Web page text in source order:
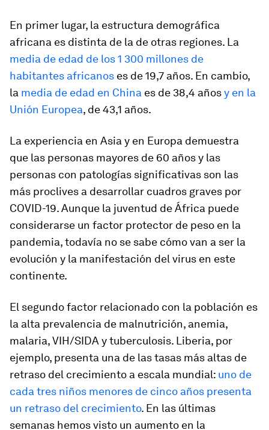
En primer lugar, la estructura demográfica
africana es distinta de la de otras regiones. La
media de edad de los 1 300 millones de
habitantes africanos es de 19,7 años. En cambio,
la media de edad en China es de 38,4 añosy en la
Unión Europea, de 43,1 años.
La experiencia en Asia y en Europa demuestra
que las personas mayores de 60 años y las
personas con patologías significativas son las
más proclives a desarrollar cuadros graves por
COVID-19. Aunque la juventud de África puede
considerarse un factor protector de peso en la
pandemia, todavía no se sabe cómo van a ser la
evolución y la manifestación del virus en este
continente.
El segundo factor relacionado con la población es
la alta prevalencia de malnutrición, anemia,
malaria, VIH/SIDA y tuberculosis. Liberia, por
ejemplo, presenta una de las tasas más altas de
retraso del crecimiento a escala mundial: uno de
cada tres niños menores de cinco años presenta
un retraso del crecimiento. En las últimas
semanas hemos visto un aumento en la